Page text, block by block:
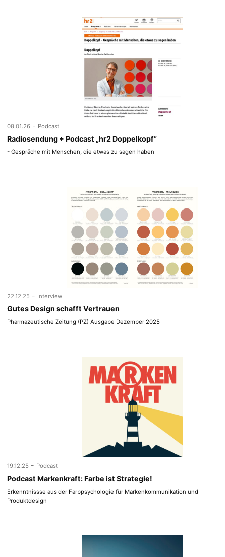
08.01.26 - Podcast
Radiosendung + Podcast „hr2 Doppelkopf“
- Gespräche mit Menschen, die etwas zu sagen haben
22.12.25 - Interview
Gutes Design schafft Vertrauen
Pharmazeutische Zeitung (PZ) Ausgabe Dezember 2025
19.12.25 - Podcast
Podcast Markenkraft: Farbe ist Strategie!
Erkenntnissse aus der Farbpsychologie für Markenkommunikation und
Produktdesign